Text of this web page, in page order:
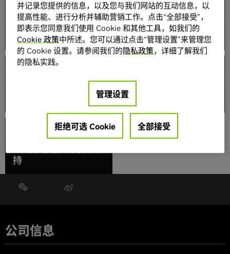
NVIDIA 在 CES 2020
上聚焦未来
从参观、试玩到痴迷
——这就是我们 CES
2019 游戏套房的魅力
寸游戏显示器 (BFGD)
SYNC 兼容显示器和
BFGD 预购
NVIDIA 为总奖金数额
巨大的电竞赛事“Dota
持
公司信息
并记录您提供的信息，以及您与我们网站的互动信息，以
提高性能、进行分析并辅助营销工作。点击“全部接受”，
即表示您同意我们使用 Cookie 和其他工具，如我们的
Cookie 政策中所述。您可以通过点击“管理设置”来管理您
的 Cookie 设置。请参阅我们的隐私政策，详细了解我们
的隐私实践。
管理设置
拒绝可选 Cookie 全部接受